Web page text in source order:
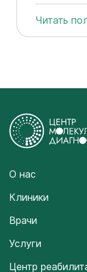
Читать
О нас
Клиники
Врачи
Услуги
Центр